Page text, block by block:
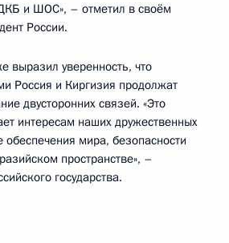
и ШОС», – отметил в своём
России.
выразил уверенность, что
Россия и Киргизия продолжат
двусторонних связей. «Это
интересам наших дружественных
обеспечения мира, безопасности
пространстве», –
государства.